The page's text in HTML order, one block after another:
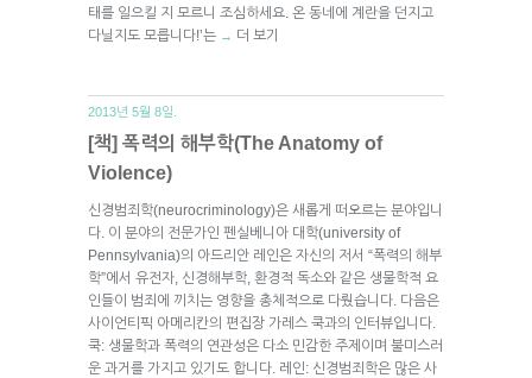
태를 일으킬 지 모르니 조심하세요. 온 동네에 계란을 던지고
다닐지도 모릅니다!’는 → 더 보기
2013년 5월 8일.
[책] 폭력의 해부학(The Anatomy of
Violence)
신경범죄학(neurocriminology)은 새롭게 떠오르는 분야입니
다. 이 분야의 전문가인 펜실베니아 대학(university of
Pennsylvania)의 아드리안 레인은 자신의 저서 “폭력의 해부
학”에서 유전자, 신경해부학, 환경적 독소와 같은 생물학적 요
인들이 범죄에 끼치는 영향을 총체적으로 다뤘습니다. 다음은
사이언티픽 아메리칸의 편집장 가레스 쿡과의 인터뷰입니다.
쿡: 생물학과 폭력의 연관성은 다소 민감한 주제이며 불미스러
운 과거를 가지고 있기도 합니다. 레인: 신경범죄학은 많은 사